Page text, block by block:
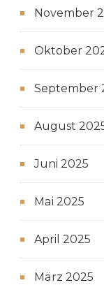
November
Oktober
September
August
Juni 2025
Mai 2025
April 2025
März 2025